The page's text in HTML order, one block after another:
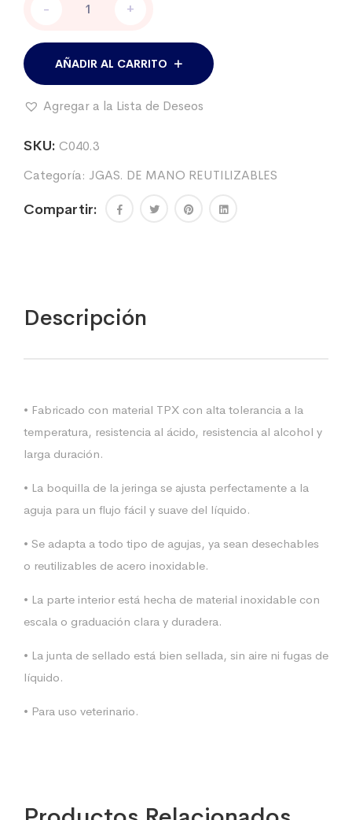
QUIRVET
–
ACRÍLICO
–
ml.
- +
AÑADIR AL CARRITO
Agregar a la Lista de Deseos
SKU: C040.3
Categoría: JGAS. DE MANO REUTILIZABLES
Compartir:
Descripción
• Fabricado con material TPX con alta tolerancia a la
temperatura, resistencia al ácido, resistencia al alcohol y
larga duración.
• La boquilla de la jeringa se ajusta perfectamente a la
aguja para un flujo fácil y suave del líquido.
• Se adapta a todo tipo de agujas, ya sean desechables
o reutilizables de acero inoxidable.
• La parte interior está hecha de material inoxidable con
escala o graduación clara y duradera.
• La junta de sellado está bien sellada, sin aire ni fugas de
líquido.
• Para uso veterinario.